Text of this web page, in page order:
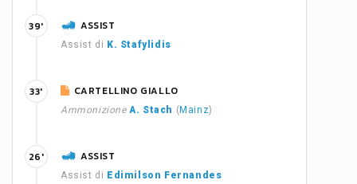
ASSIST
Assist di K. Stafylidis
39'
CARTELLINO GIALLO
Ammonizione A. Stach ( Mainz)
33'
ASSIST
Assist di Edimilson Fernandes
26'